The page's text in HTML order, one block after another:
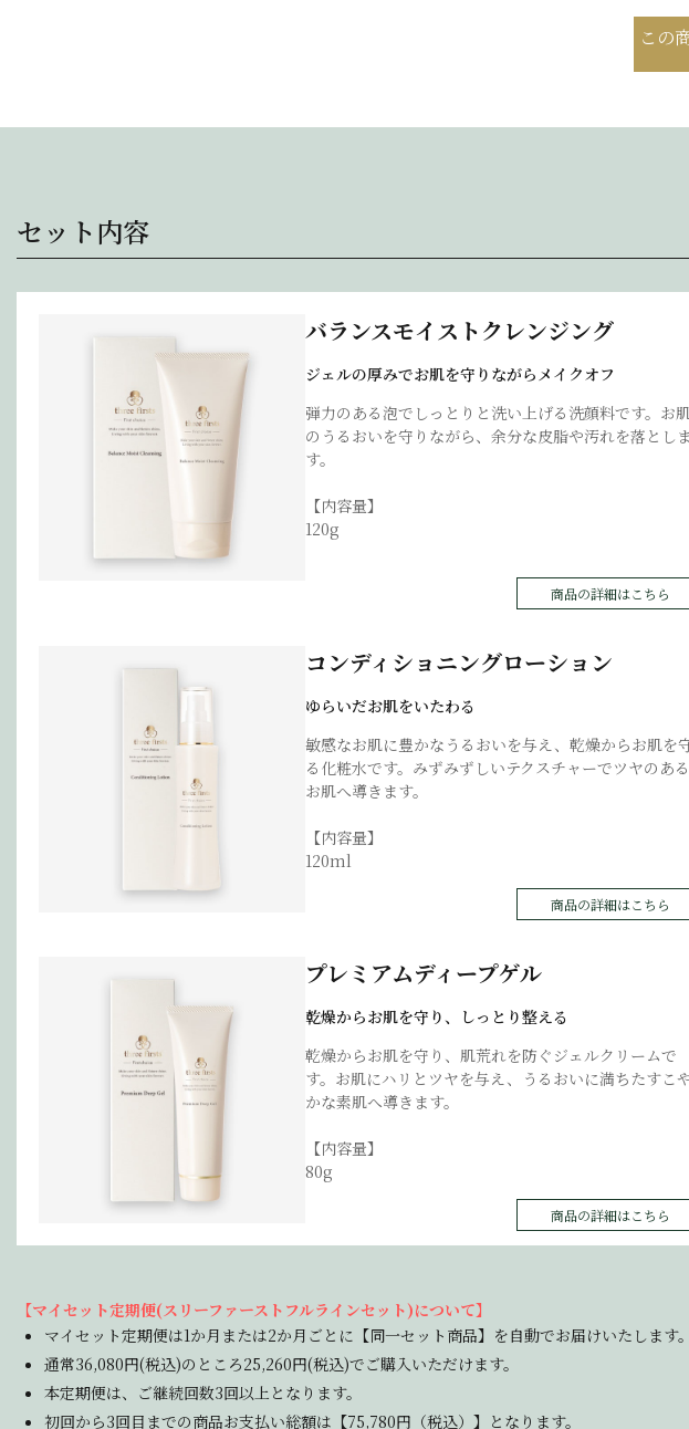
この
セット内容
バランスモイストクレンジング
ジェルの厚みでお肌を守りながらメイクオフ
弾力のある泡でしっとりと洗い上げる洗顔料です。お
のうるおいを守りながら、余分な皮脂や汚れを落としま
す。
【内容量】
120g
商品の詳細はこちら
コンディショニングローション
ゆらいだお肌をいたわる
敏感なお肌に豊かなうるおいを与え、乾燥からお肌を
る化粧水です。みずみずしいテクスチャーでツヤのある
お肌へ導きます。
【内容量】
120ml
商品の詳細はこちら
プレミアムディープゲル
乾燥からお肌を守り、しっとり整える
乾燥からお肌を守り、肌荒れを防ぐジェルクリームで
す。お肌にハリとツヤを与え、うるおいに満ちたすこ
かな素肌へ導きます。
【内容量】
80g
商品の詳細はこちら
【マイセット定期便(スリーファーストフルラインセット)について】
マイセット定期便は1か月または2か月ごとに【同一セット商品】を自動でお届けいたします。
通常36,080円(税込)のところ25,260円(税込)でご購入いただけます。
本定期便は、ご継続回数3回以上となります。
初回から3回目までの商品お支払い総額は【75,780円（税込）】となります。